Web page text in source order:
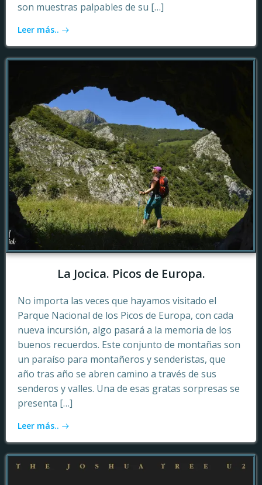
son muestras palpables de su […]
Leer más..
La Jocica. Picos de Europa.
No importa las veces que hayamos visitado el
Parque Nacional de los Picos de Europa, con cada
nueva incursión, algo pasará a la memoria de los
buenos recuerdos. Este conjunto de montañas son
un paraíso para montañeros y senderistas, que
año tras año se abren camino a través de sus
senderos y valles. Una de esas gratas sorpresas se
presenta […]
Leer más..